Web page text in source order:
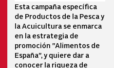
Esta campaña específica
de Productos de la Pesca y
la Acuicultura se enmarca
en la estrategia de
promoción "Alimentos de
España", y quiere dar a
conocer la riqueza de